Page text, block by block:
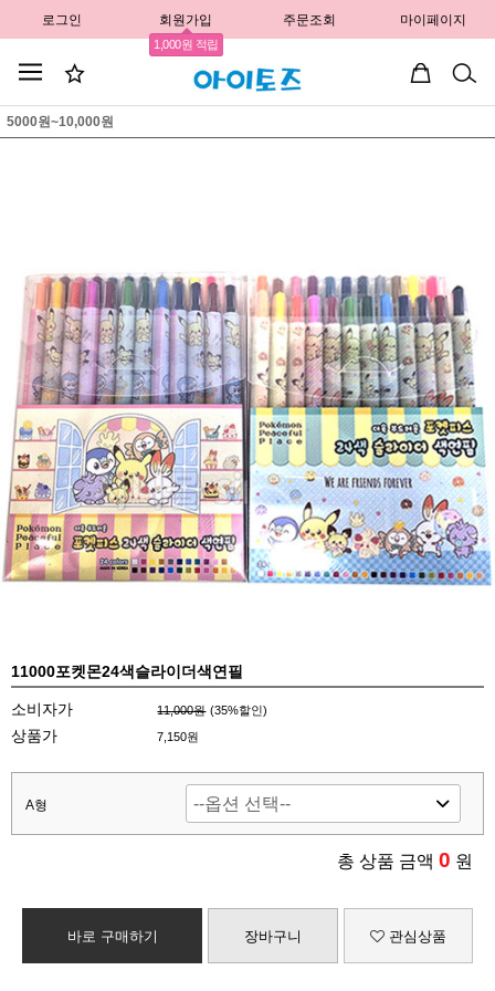
로그인 회원가입
1,000원 적립
주문조회 마이페이지
5000원~10,000원
11000포켓몬24색슬라이더색연필
소비자가 11,000원 (35%할인)
상품가 7,150원
A형
총 상품 금액 0 원
바로 구매하기 장바구니 관심상품